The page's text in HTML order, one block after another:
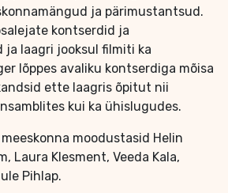
ja pärimustantsud.
kontserdid ja
ja laagri jooksul filmiti ka
lõppes avaliku kontserdiga mõisa
ette laagris õpitut nii
kui ka ühislugudes.
moodustasid Helin
Laura Klesment, Veeda Kala,
Pihlap.